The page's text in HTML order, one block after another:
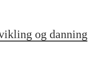
og danning